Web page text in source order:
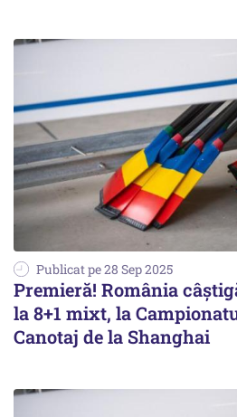
Publicat pe 28 Sep 2025
Premieră! România
la 8+1 mixt, la
Canotaj de la Shanghai